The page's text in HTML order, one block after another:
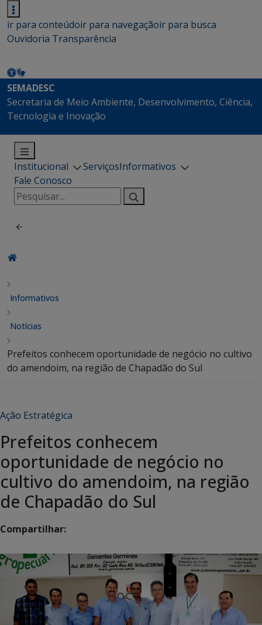
ir para conteúdoir para navegaçãoir para busca
Ouvidoria Transparência
SEMADESC
Secretaria de Meio Ambiente, Desenvolvimento, Ciência,
Tecnologia e Inovação
Institucional ServiçosInformativos
Fale Conosco
Pesquisar
por:
Informativos
Notícias
Prefeitos conhecem oportunidade de negócio no cultivo
do amendoim, na região de Chapadão do Sul
Ação Estratégica
Prefeitos conhecem
oportunidade de negócio no
cultivo do amendoim, na região
de Chapadão do Sul
Compartilhar: